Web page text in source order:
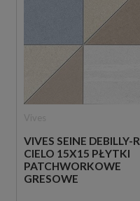
VIVES SEINE DEBILLY-R
CIELO 15X15 PŁYTKI
PATCHWORKOWE
GRESOWE